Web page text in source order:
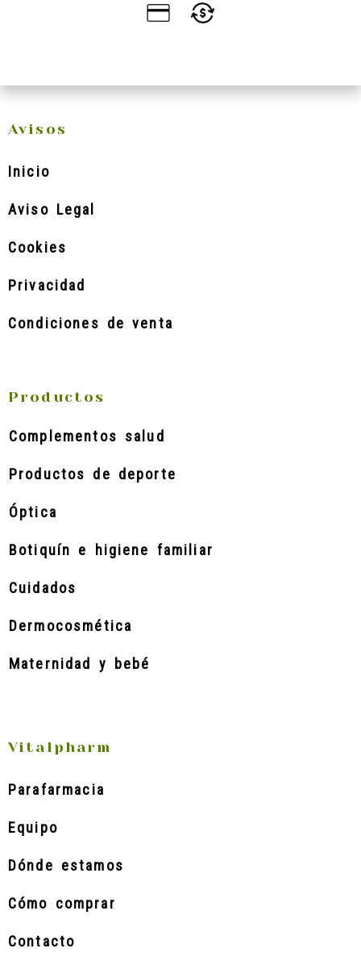
Avisos
Inicio
Aviso Legal
Cookies
Privacidad
Condiciones de venta
Productos
Complementos salud
Productos de deporte
Óptica
Botiquín e higiene familiar
Cuidados
Dermocosmética
Maternidad y bebé
Vitalpharm
Parafarmacia
Equipo
Dónde estamos
Cómo comprar
Contacto